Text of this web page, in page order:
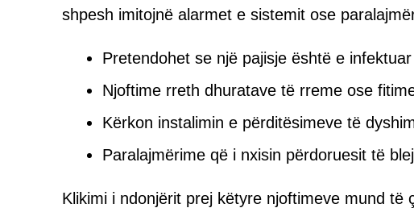
shpesh imitojnë alarmet e sistemit ose
Pretendohet se një pajisje është e
Njoftime rreth dhuratave të rreme ose
Kërkon instalimin e përditësimeve të
Paralajmërime që i nxisin përdoruesit të
Klikimi i ndonjërit prej këtyre njoftimeve mund